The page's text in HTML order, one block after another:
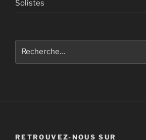
Solistes
RETROUVEZ-NOUS SUR